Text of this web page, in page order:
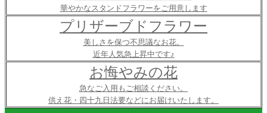
華やかなスタンドフラワーをご用意します
プリザーブドフラワー
美しさを保つ不思議なお花。
近年人気急上昇中です♪
お悔やみの花
急なご入用もご相談ください。
供え花・四十九日法要などにお届けいたします。